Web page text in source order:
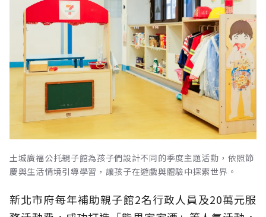
土城廣福公托親子館為孩子們設計不同的季度主題活動，依照節
慶與生活情境引導學習，讓孩子在遊戲與體驗中探索世界。
新北市府每年補助親子館2名行政人員及20萬元服